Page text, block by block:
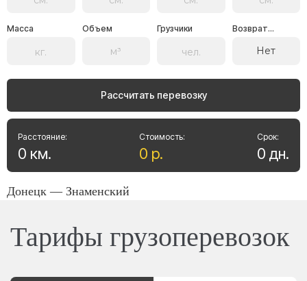
Масса Объем Грузчики Возврат...
Нет
Рассчитать перевозку
Стоимость:
0 р.
Расстояние:
0 км.
Срок:
0 дн.
Донецк — Знаменский
Тарифы грузоперевозок